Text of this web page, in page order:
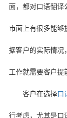
面，都对口语翻译
市面上有很多能够
据客户的实际情况
工作就需要客户提
客户在选择口
行考虑，尤其是口